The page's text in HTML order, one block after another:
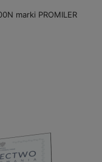
marki PROMILER